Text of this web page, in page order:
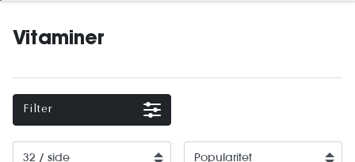
Vitaminer
Filter